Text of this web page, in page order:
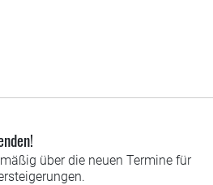
über die neuen Termine für